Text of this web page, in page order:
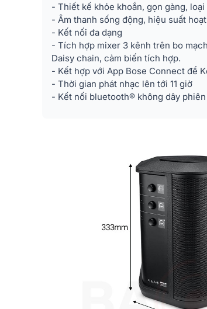
- Thiết kế khỏe khoắn, gọn gàng,
- Âm thanh sống động, hiệu suất
- Kết nối đa dạng
- Tích hợp mixer 3 kênh trên bo
Daisy chain, cảm biến tích hợp.
- Kết hợp với App Bose Connect để
- Thời gian phát nhạc lên tới 11 giờ
- Kết nối bluetooth® không dây